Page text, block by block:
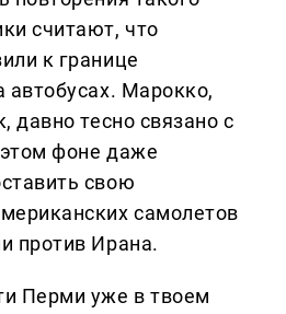
считают, что
к границе
автобусах. Марокко,
давно тесно связано с
фоне даже
свою
самолетов
против Ирана.
Перми уже в твоем